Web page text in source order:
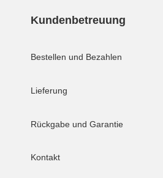
Kundenbetreuung
Bestellen und Bezahlen
Lieferung
Rückgabe und Garantie
Kontakt